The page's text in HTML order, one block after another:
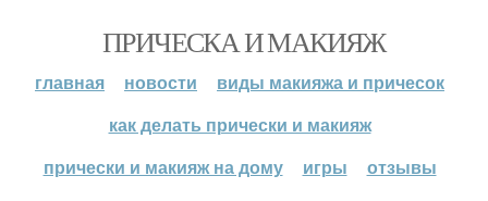
ПРИЧЕСКА И МАКИЯЖ
главная новости
виды макияжа и причесок
как делать прически и макияж
прически и макияж на дому
игры отзывы